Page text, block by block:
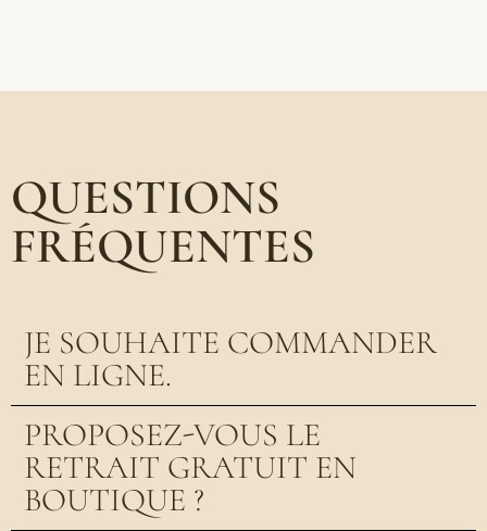
QUESTIONS
FRÉQUENTES
JE SOUHAITE COMMANDER
EN LIGNE.
PROPOSEZ-VOUS LE
RETRAIT GRATUIT EN
BOUTIQUE ?